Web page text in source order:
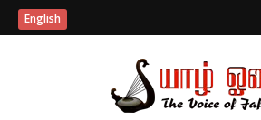
English